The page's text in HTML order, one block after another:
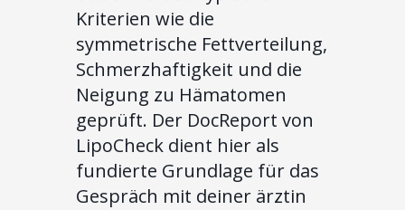
Kriterien wie die
symmetrische Fettverteilung,
Schmerzhaftigkeit und die
Neigung zu Hämatomen
geprüft. Der DocReport von
LipoCheck dient hier als
fundierte Grundlage für das
Gespräch mit deiner ärztin